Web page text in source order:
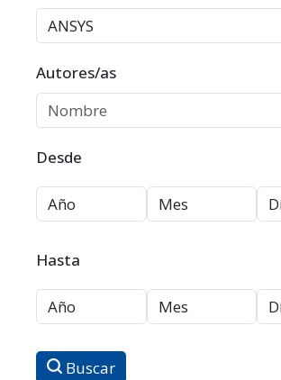
Autores/as
Desde
Hasta
Buscar